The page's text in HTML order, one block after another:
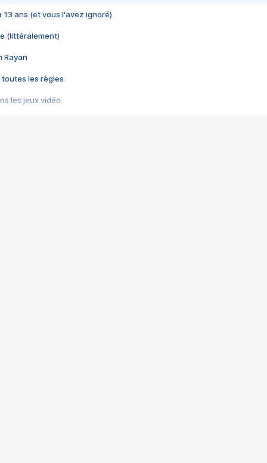
13 ans (et vous l'avez ignoré)
(littéralement)
Rayan
toutes les règles
les jeux vidéo